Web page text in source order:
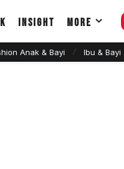
Insight More
Anak & Bayi Ibu & Bayi